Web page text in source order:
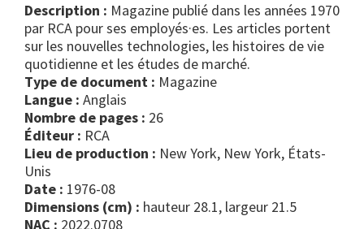
Description : Magazine publié dans les années 1970
par RCA pour ses employés·es. Les articles portent
sur les nouvelles technologies, les histoires de vie
quotidienne et les études de marché.
Type de document :
magazine
Langue : Anglais
Nombre de pages : 26
Éditeur : RCA
Lieu de production : New York, New York, États-
Unis
Date : 1976-08
Dimensions (cm) : hauteur 28.1, largeur 21.5
NAC : 2022.0708